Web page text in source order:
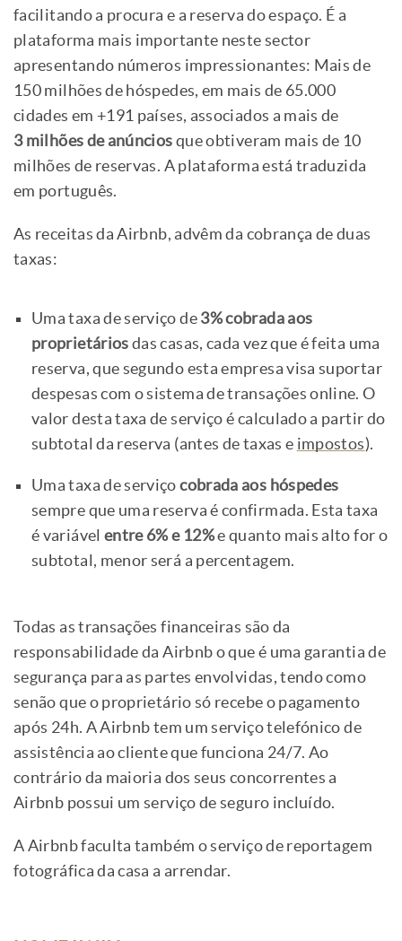
facilitando a procura e a reserva do espaço. É a
plataforma mais importante neste sector
apresentando números impressionantes: Mais de
150 milhões de hóspedes, em mais de 65.000
cidades em +191 países, associados a mais de
3 milhões de anúncios que obtiveram mais de 10
milhões de reservas. A plataforma está traduzida
em português.
As receitas da Airbnb, advêm da cobrança de duas
taxas:
Uma taxa de serviço de 3% cobrada aos
proprietários das casas, cada vez que é feita uma
reserva, que segundo esta empresa visa suportar
despesas com o sistema de transações online. O
valor desta taxa de serviço é calculado a partir do
subtotal da reserva (antes de taxas e impostos).
Uma taxa de serviçocobrada aos hóspedes
sempre que uma reserva é confirmada. Esta taxa
é variável entre 6% e 12%e quanto mais alto for o
subtotal, menor será a percentagem.
Todas as transações financeiras são da
responsabilidade da Airbnb o que é uma garantia de
segurança para as partes envolvidas, tendo como
senão que o proprietário só recebe o pagamento
após 24h. A Airbnb tem um serviço telefónico de
assistência ao cliente que funciona 24/7. Ao
contrário da maioria dos seus concorrentes a
Airbnb possui um serviço de seguro incluído.
A Airbnb faculta também o serviço de reportagem
fotográfica da casa a arrendar.